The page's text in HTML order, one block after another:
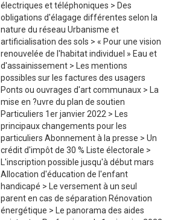
électriques et téléphoniques > Des
obligations d'élagage différentes selon la
nature du réseau Urbanisme et
artificialisation des sols > « Pour une vision
renouvelée de l'habitat individuel » Eau et
d'assainissement > Les mentions
possibles sur les factures des usagers
Ponts ou ouvrages d'art communaux > La
mise en ?uvre du plan de soutien
Particuliers 1er janvier 2022 > Les
principaux changements pour les
particuliers Abonnement à la presse > Un
crédit d'impôt de 30 % Liste électorale >
L'inscription possible jusqu'à début mars
Allocation d'éducation de l'enfant
handicapé > Le versement à un seul
parent en cas de séparation Rénovation
énergétique > Le panorama des aides